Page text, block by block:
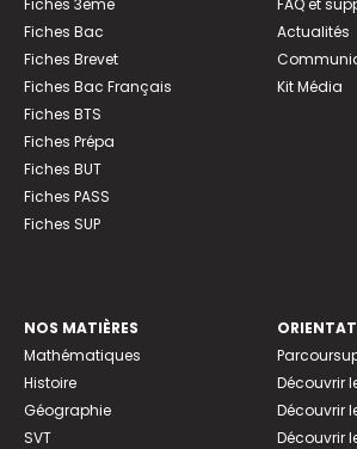
Fiches Bac
Fiches Brevet
Fiches Bac Français
Fiches BTS
Fiches Prépa
Fiches BUT
Fiches PASS
Fiches SUP
Actualités
Kit Média
NOS MATIÈRES
Mathématiques
Histoire
Géographie
SVT
Découvrir
Découvrir
Découvrir